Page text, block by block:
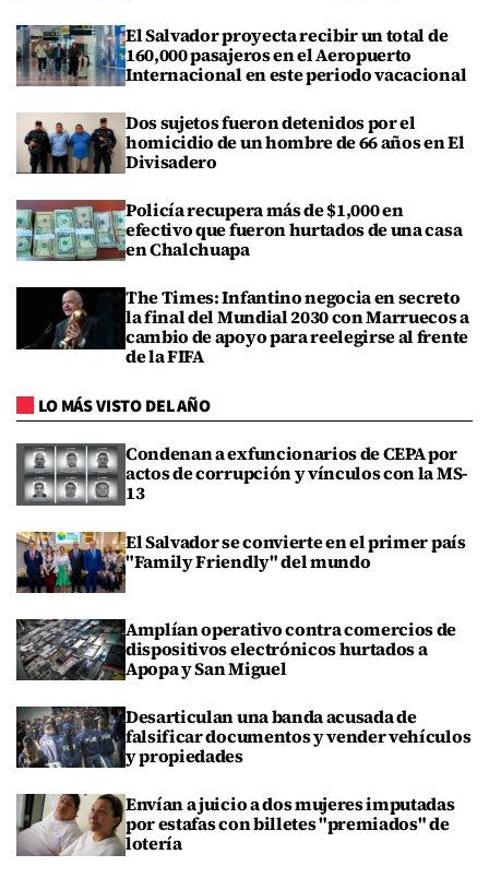
El Salvador proyecta recibir un total de
160,000 pasajeros en el Aeropuerto
Internacional en este periodo vacacional
Dos sujetos fueron detenidos por el
homicidio de un hombre de 66 años en El
Divisadero
Policía recupera más de $1,000 en
efectivo que fueron hurtados de una casa
en Chalchuapa
The Times: Infantino negocia en secreto
la final del Mundial 2030 con Marruecos a
cambio de apoyo para reelegirse al frente
de la FIFA
LO MÁS VISTO DEL AÑO
Condenan a exfuncionarios de CEPA por
actos de corrupción y vínculos con la MS-
13
El Salvador se convierte en el primer país
"Family Friendly" del mundo
Amplían operativo contra comercios de
dispositivos electrónicos hurtados a
Apopa y San Miguel
Desarticulan una banda acusada de
falsificar documentos y vender vehículos
y propiedades
Envían a juicio a dos mujeres imputadas
por estafas con billetes "premiados" de
lotería